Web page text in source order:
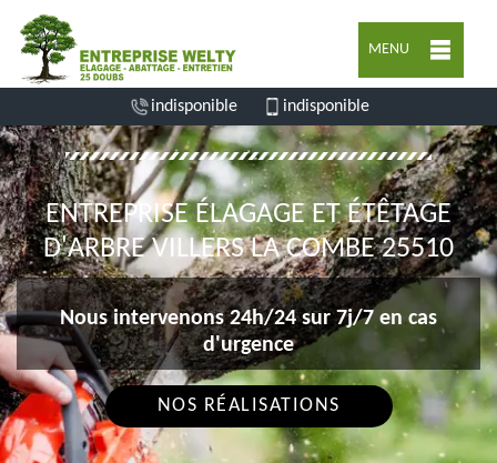
MENU
indisponible indisponible
ENTREPRISE ÉLAGAGE ET ÉTÊTAGE
D'ARBRE VILLERS LA COMBE 25510
Nous intervenons 24h/24 sur 7j/7 en cas
d'urgence
NOS RÉALISATIONS